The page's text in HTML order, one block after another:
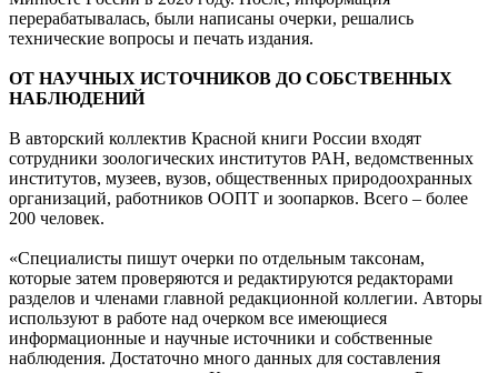
Актуальный список был утверждён и зарегистрирован в
Минюсте России в 2020 году. После, информация
технические вопросы и печать издания.
НАБЛЮДЕНИЙ
В авторский коллектив Красной книги России входят
сотрудники зоологических институтов РАН, ведомственных
институтов, музеев, вузов, общественных природоохранных
200 человек.
«Специалисты пишут очерки по отдельным таксонам,
которые затем проверяются и редактируются редакторами
разделов и членами главной редакционной коллегии. Авторы
используют в работе над очерком все имеющиеся